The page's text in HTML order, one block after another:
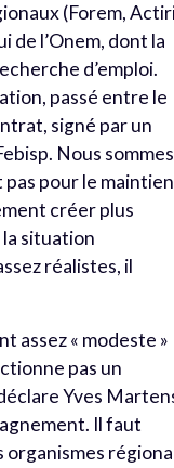
(Forem,
de l’Onem, dont la
d’emploi.
passé entre le
signé par un
Nous sommes
pas pour le maintien
créer plus
la situation
réalistes, il
assez « modeste »
pas un
Yves
Il faut